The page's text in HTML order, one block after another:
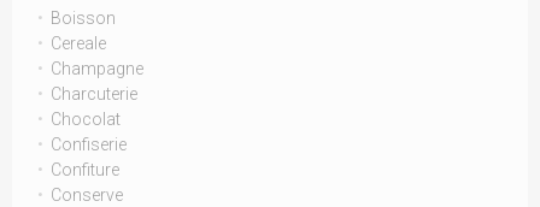
Boisson
Cereale
Champagne
Charcuterie
Chocolat
Confiserie
Confiture
Conserve